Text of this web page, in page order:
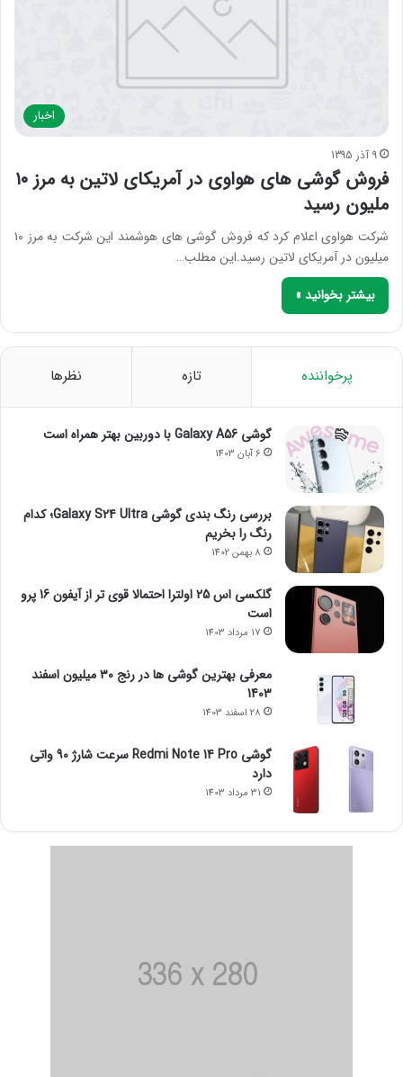
اخبار
9 آذر 1395
فروش گوشی های هواوی در آمریکای لاتین به مرز ۱۰
ملیون رسید
شرکت هواوی اعلام کرد که فروش گوشی های هوشمند این شرکت به مرز ۱۰
میلیون در آمریکای لاتین رسید.این مطلب…
بیشتر بخوانید »
پرخواننده تازه نظرها
گوشی Galaxy A56 با دوربین بهتر همراه است
6 آبان 1403
بررسی رنگ بندی گوشی Galaxy S24 Ultra؛ کدام
رنگ را بخریم
8 بهمن 1402
گلکسی اس 25 اولترا احتمالا قوی تر از آیفون 16 پرو
است
17 مرداد 1403
معرفی بهترین گوشی ها در رنج ۳۰ میلیون اسفند
1403
28 اسفند 1403
گوشی Redmi Note 14 Pro سرعت شارژ 90 واتی
دارد
31 مرداد 1403